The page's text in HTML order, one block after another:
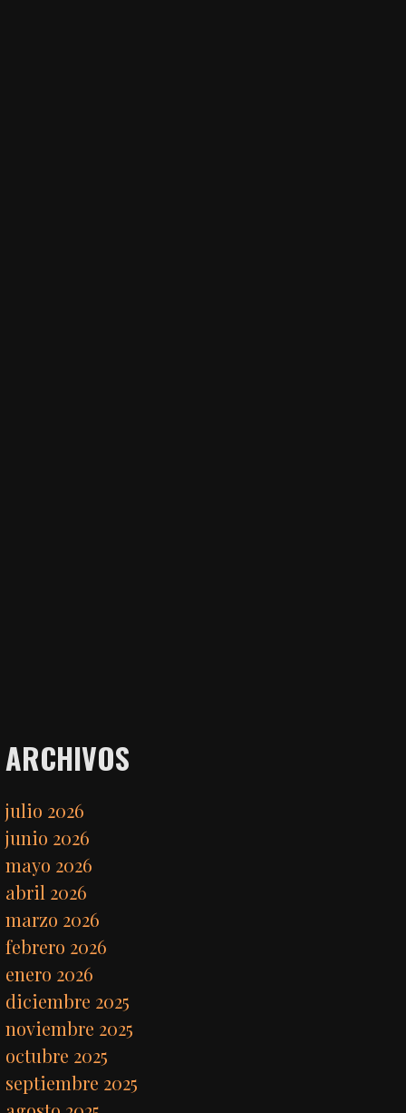
ARCHIVOS
julio 2026
junio 2026
mayo 2026
abril 2026
marzo 2026
febrero 2026
enero 2026
diciembre 2025
noviembre 2025
octubre 2025
septiembre 2025